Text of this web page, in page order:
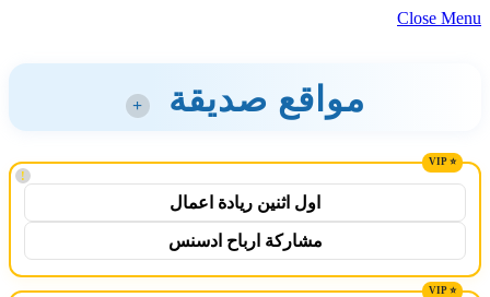
Close Menu
مواقع صديقة +
!
اول اثنين ريادة اعمال
مشاركة ارباح ادسنس